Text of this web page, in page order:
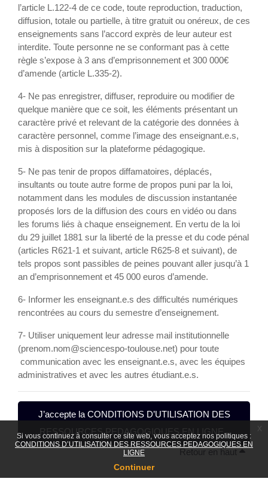
Si vous continuez à consulter ce site web, vous acceptez nos politiques :
CONDITIONS D’UTILISATION DES RESSOURCES PEDAGOGIQUES EN
LIGNE
Continuer
l’article L.122-4 de ce code, toute reproduction, traduction,
diffusion, totale ou partielle, à titre gratuit ou onéreux, de ces
enseignements sans l’accord exprès de leur auteur est
interdite. Toute personne ne se conformant pas à cette
règle s’expose à 3 ans d’emprisonnement et 300 000€
d’amende (article L.335-2).
4- Ne pas enregistrer, diffuser, reproduire ou modifier de
quelque manière que ce soit, les éléments présentant un
caractère privé et relevant de la catégorie des données à
caractère personnel, comme l’image des enseignant.e.s,
mis à disposition sur la plateforme pédagogique.
5- Ne pas tenir de propos diffamatoires, déplacés,
insultants ou toute autre forme de propos puni par la loi,
notamment dans les modules de discussion instantanée
proposés lors de la diffusion des cours en vidéo ou dans
les forums liés à chaque enseignement. En vertu de la loi
du 29 juillet 1881 sur la liberté de la presse et du code pénal
(articles R621-1 et suivant, article R625-8 et suivant), de
tels propos sont passibles de peines pouvant aller jusqu’à 1
an d’emprisonnement et 45 000 euros d’amende.
6- Informer les enseignant.e.s des difficultés numériques
rencontrées au cours du semestre d’enseignement.
7- Utiliser uniquement leur adresse mail institutionnelle
(prenom.nom@sciencespo-toulouse.net) pour toute
communication avec les enseignant.e.s, avec les équipes
administratives et avec les autres étudiant.e.s.
J’accepte la CONDITIONS D’UTILISATION DES
RESSOURCES PEDAGOGIQUES EN LIGNE .
Retour en haut